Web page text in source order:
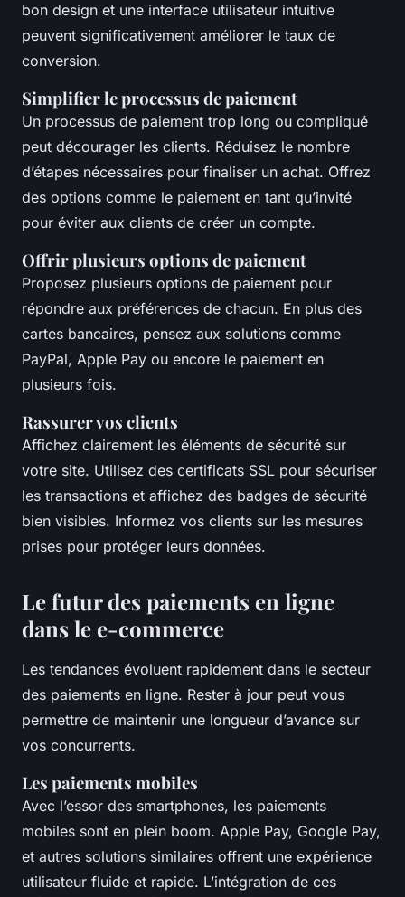
bon design et une interface utilisateur intuitive
peuvent significativement améliorer le taux de
conversion.
Simplifier le processus de paiement
Un processus de paiement trop long ou compliqué
peut décourager les clients. Réduisez le nombre
d’étapes nécessaires pour finaliser un achat. Offrez
des options comme le paiement en tant qu’invité
pour éviter aux clients de créer un compte.
Offrir plusieurs options de paiement
Proposez plusieurs options de paiement pour
répondre aux préférences de chacun. En plus des
cartes bancaires, pensez aux solutions comme
PayPal, Apple Pay ou encore le paiement en
plusieurs fois.
Rassurer vos clients
Affichez clairement les éléments de sécurité sur
votre site. Utilisez des certificats SSL pour sécuriser
les transactions et affichez des badges de sécurité
bien visibles. Informez vos clients sur les mesures
prises pour protéger leurs données.
Le futur des paiements en ligne
dans le e-commerce
Les tendances évoluent rapidement dans le secteur
des paiements en ligne. Rester à jour peut vous
permettre de maintenir une longueur d’avance sur
vos concurrents.
Les paiements mobiles
Avec l’essor des smartphones, les paiements
mobiles sont en plein boom. Apple Pay, Google Pay,
et autres solutions similaires offrent une expérience
utilisateur fluide et rapide. L’intégration de ces